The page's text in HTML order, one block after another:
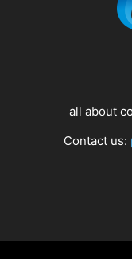
all about
Contact us: